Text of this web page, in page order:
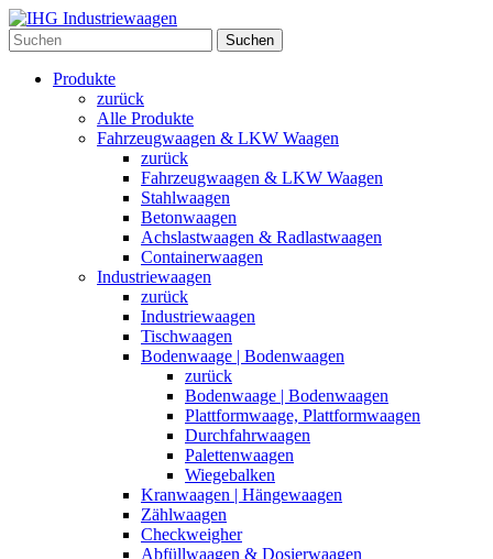
Suchen
Produkte
zurück
Alle Produkte
Fahrzeugwaagen & LKW Waagen
zurück
Fahrzeugwaagen & LKW Waagen
Stahlwaagen
Betonwaagen
Achslastwaagen & Radlastwaagen
Containerwaagen
Industriewaagen
zurück
Industriewaagen
Tischwaagen
Bodenwaage | Bodenwaagen
zurück
Bodenwaage | Bodenwaagen
Plattformwaage, Plattformwaagen
Durchfahrwaagen
Palettenwaagen
Wiegebalken
Kranwaagen | Hängewaagen
Zählwaagen
Checkweigher
Abfüllwaagen & Dosierwaagen